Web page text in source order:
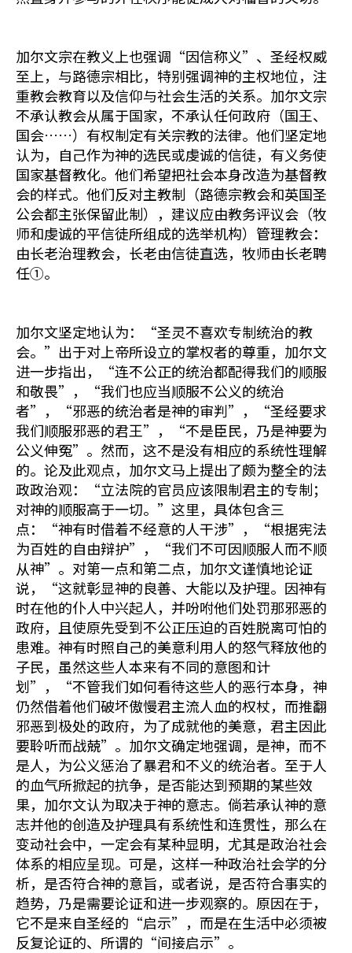
加尔文宗在教义上也强调“因信称义”、圣经权威
至上，与路德宗相比，特别强调神的主权地位，注
重教会教育以及信仰与社会生活的关系。加尔文宗
不承认教会从属于国家，不承认任何政府（国王、
国会……）有权制定有关宗教的法律。他们坚定地
认为，自己作为神的选民或虔诚的信徒，有义务使
国家基督教化。他们希望把社会本身改造为基督教
会的样式。他们反对主教制（路德宗教会和英国圣
公会都主张保留此制），建议应由教务评议会（牧
师和虔诚的平信徒所组成的选举机构）管理教会：
由长老治理教会，长老由信徒直选，牧师由长老聘
任①。
加尔文坚定地认为：“圣灵不喜欢专制统治的教
会。”出于对上帝所设立的掌权者的尊重，加尔文
进一步指出，“连不公正的统治都配得我们的顺服
和敬畏”，“我们也应当顺服不公义的统治
者”，“邪恶的统治者是神的审判”，“圣经要求
我们顺服邪恶的君王”，“不是臣民，乃是神要为
公义伸冤”。然而，这不是没有相应的系统性理解
的。论及此观点，加尔文马上提出了颇为整全的法
政政治观：“立法院的官员应该限制君主的专制；
对神的顺服高于一切。”这里，具体包含三
点：“神有时借着不经意的人干涉”，“根据宪法
为百姓的自由辩护”，“我们不可因顺服人而不顺
从神”。对第一点和第二点，加尔文谨慎地论证
说，“这就彰显神的良善、大能以及护理。因神有
时在他的仆人中兴起人，并吩咐他们处罚那邪恶的
政府，且使原先受到不公正压迫的百姓脱离可怕的
患难。神有时照自己的美意利用人的怒气释放他的
子民，虽然这些人本来有不同的意图和计
划”，“不管我们如何看待这些人的恶行本身，神
仍然借着他们破坏傲慢君主流人血的权杖，而推翻
邪恶到极处的政府，为了成就他的美意，君主因此
要聆听而战兢”。加尔文确定地强调，是神，而不
是人，为公义惩治了暴君和不义的统治者。至于人
的血气所掀起的抗争，是否能达到预期的某些效
果，加尔文认为取决于神的意志。倘若承认神的意
志并他的创造及护理具有系统性和连贯性，那么在
变动社会中，一定会有某种显明，尤其是政治社会
体系的相应呈现。可是，这样一种政治社会学的分
析，是否符合神的意旨，或者说，是否符合事实的
趋势，乃是需要论证和进一步观察的。原因在于，
它不是来自圣经的“启示”，而是在生活中必须被
反复论证的、所谓的“间接启示”。